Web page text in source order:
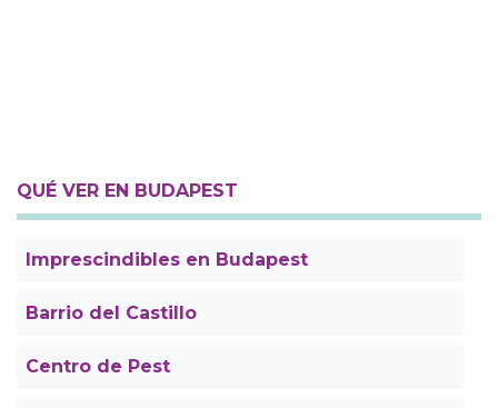
QUÉ VER EN BUDAPEST
Imprescindibles en Budapest
Barrio del Castillo
Centro de Pest